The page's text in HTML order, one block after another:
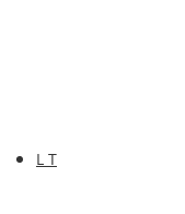
L T